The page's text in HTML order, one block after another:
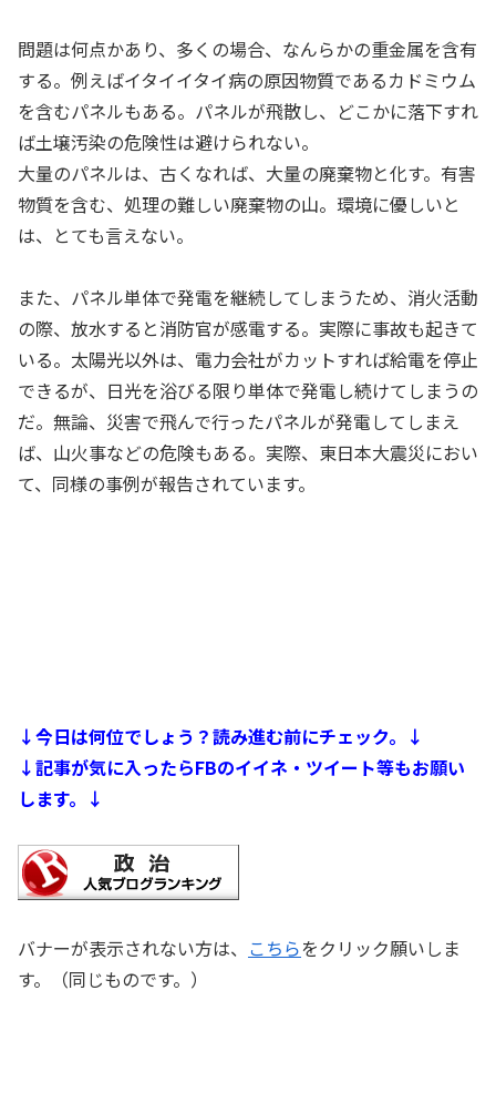
問題は何点かあり、多くの場合、なんらかの重金属を含有
する。例えばイタイイタイ病の原因物質であるカドミウム
を含むパネルもある。パネルが飛散し、どこかに落下すれ
ば土壌汚染の危険性は避けられない。
大量のパネルは、古くなれば、大量の廃棄物と化す。有害
物質を含む、処理の難しい廃棄物の山。環境に優しいと
は、とても言えない。
また、パネル単体で発電を継続してしまうため、消火活動
の際、放水すると消防官が感電する。実際に事故も起きて
いる。太陽光以外は、電力会社がカットすれば給電を停止
できるが、日光を浴びる限り単体で発電し続けてしまうの
だ。無論、災害で飛んで行ったパネルが発電してしまえ
ば、山火事などの危険もある。実際、東日本大震災におい
て、同様の事例が報告されています。
↓今日は何位でしょう？読み進む前にチェック。↓
↓記事が気に入ったらFBのイイネ・ツイート等もお願い
します。↓
バナーが表示されない方は、 こちらをクリック願いしま
す。（同じものです。）